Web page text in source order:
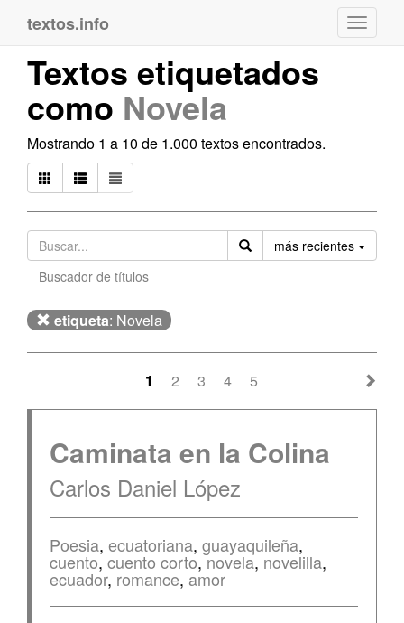
textos.info
Textos etiquetados
como Novela
Mostrando 1 a 10 de 1.000 textos encontrados.
más recientes
Buscador de títulos
etiqueta: Novela
1 2 3 4 5
Caminata en la Colina
Carlos Daniel López
Poesia, ecuatoriana, guayaquileña,
cuento,cuento corto,novela, novelilla,
ecuador, romance, amor